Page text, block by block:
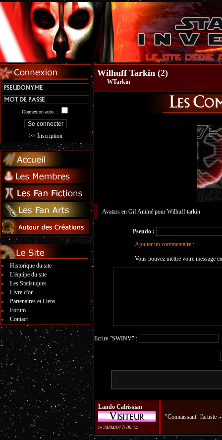
Connexion auto. :
>> Inscription
Historique du site
L'équipe du site
Les Statistiques
Livre d'or
Partenaires et Liens
Forum
Contact
Wilhuff Tarkin (2)
WTarkin
Avatars en Gif Animé pour Wilhuff tarkin
Pseudo :
Ajouter un commentaire :
Vous pouvez mettre votre message
Ecrire "SWINV" :
Lando Calrissian
le 24/04/07 à 00:14
"Connaissant" l'artiste